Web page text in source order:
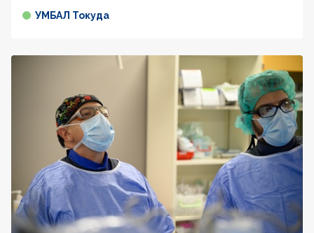
УМБАЛ Токуда